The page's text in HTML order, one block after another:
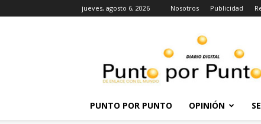
jueves, agosto 6, 2026 Nosotros Publicidad
Punto
PUNTO POR PUNTO OPINIÓN